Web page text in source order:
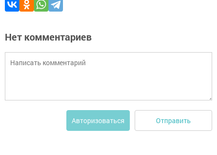
Нет комментариев
Авторизоваться Отправить